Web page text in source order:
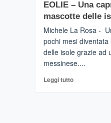
EOLIE – Una
mascotte delle
Michele La Rosa -
pochi mesi diventata
delle isole grazie ad
messinese....
Leggi tuttoLeggi